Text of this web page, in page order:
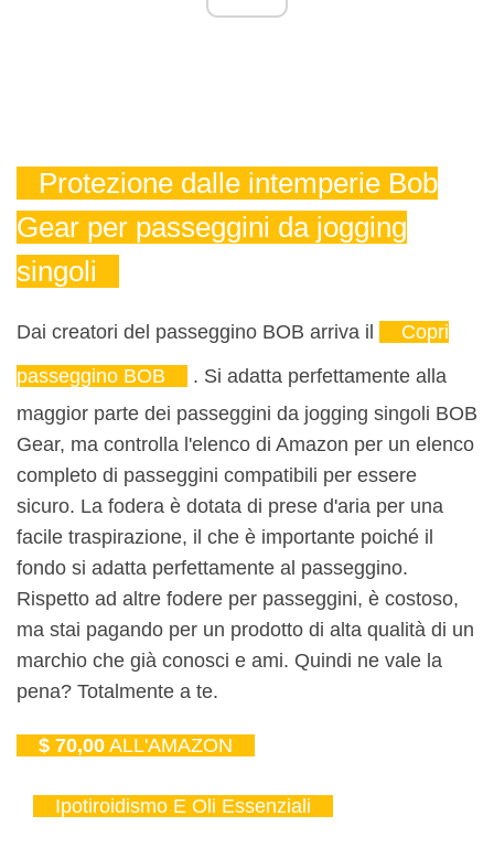
Protezione dalle intemperie Bob
Gear per passeggini da jogging
singoli
Dai creatori del passeggino BOB arriva il
Copri
passeggino BOB
. Si adatta perfettamente alla
maggior parte dei passeggini da jogging singoli BOB
Gear, ma controlla l'elenco di Amazon per un elenco
completo di passeggini compatibili per essere
sicuro. La fodera è dotata di prese d'aria per una
facile traspirazione, il che è importante poiché il
fondo si adatta perfettamente al passeggino.
Rispetto ad altre fodere per passeggini, è costoso,
ma stai pagando per un prodotto di alta qualità di un
marchio che già conosci e ami. Quindi ne vale la
pena? Totalmente a te.
$ 70,00 ALL'AMAZON
Ipotiroidismo E Oli Essenziali